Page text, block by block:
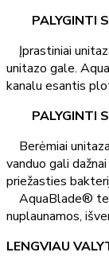
PALYGINTI
Įprastiniai
unitazo gale.
kanalu esantis
PALYGINTI
Berėmiai
vanduo gali
priežasties
AquaBlade®
nuplaunamos,
LENGVIAU